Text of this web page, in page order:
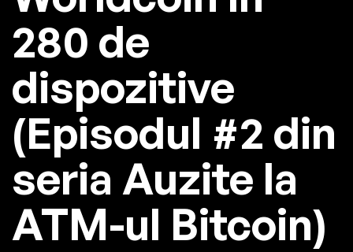
280 de
dispozitive
(Episodul #2 din
seria Auzite la
ATM-ul Bitcoin)